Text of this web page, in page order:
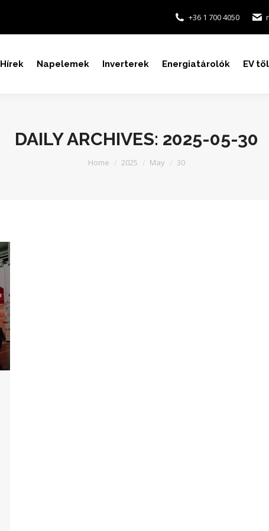
+36 1 700 4050
Hírek Napelemek Inverterek Energiatárolók EV
DAILY ARCHIVES: 2025-05-30
You are here:
Home 2025 May 30